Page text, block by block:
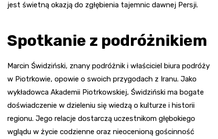
jest świetną okazją do zgłębienia tajemnic dawnej Persji.
Spotkanie z podróżnikiem
Marcin Świdziński, znany podróżnik i właściciel biura podróży
w Piotrkowie, opowie o swoich przygodach z Iranu. Jako
wykładowca Akademii Piotrkowskiej, Świdziński ma bogate
doświadczenie w dzieleniu się wiedzą o kulturze i historii
regionu. Jego relacje dostarczą uczestnikom głębokiego
wglądu w życie codzienne oraz nieocenioną gościnność